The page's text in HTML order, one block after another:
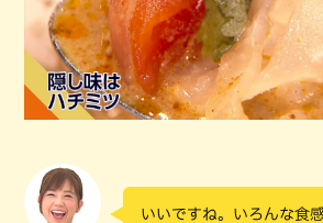
いいですね。いろんな食